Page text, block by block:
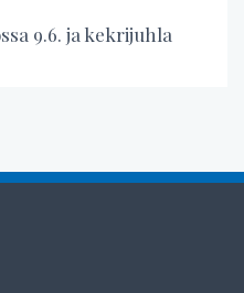
9.6. ja kekrijuhla